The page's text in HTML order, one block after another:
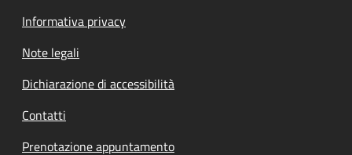
Informativa privacy
Note legali
Dichiarazione di accessibilità
Contatti
Prenotazione appuntamento